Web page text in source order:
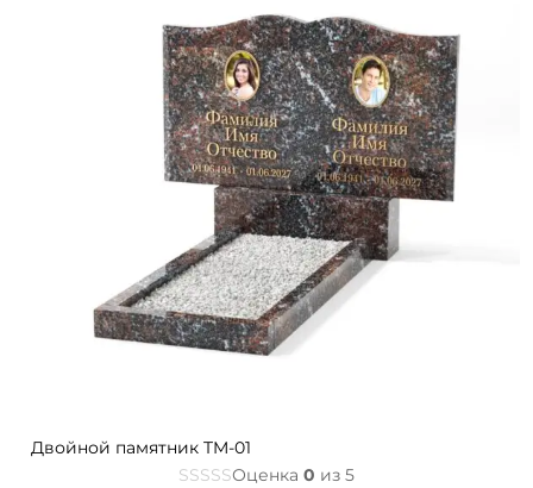
Двойной памятник TM-01
Оценка 0 из 5